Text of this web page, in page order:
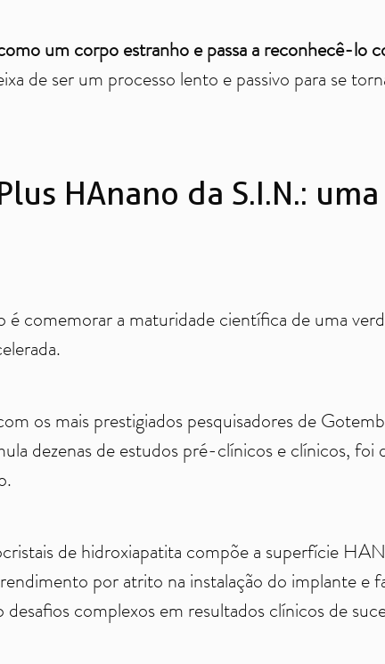
um corpo estranho e passa a reconhecê-lo
de ser um processo lento e passivo para se
HAnano da S.I.N.:
comemorar a maturidade científica de uma
os mais prestigiados pesquisadores de
dezenas de estudos pré-clínicos e clínicos, foi
de hidroxiapatita compõe a superfície
por atrito na instalação do implante e
complexos em resultados clínicos de